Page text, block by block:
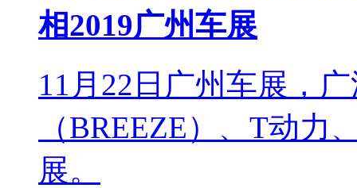
相2019广州车展
11月22日广州车展，
（BREEZE）、T动
展。